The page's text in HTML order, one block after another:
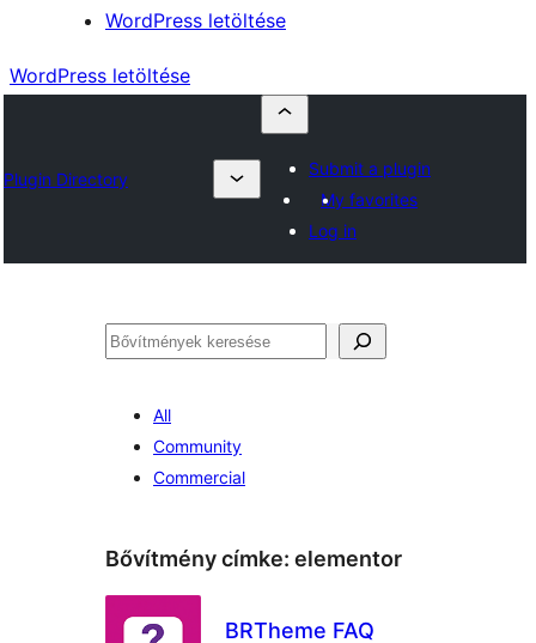
WordPress letöltése
WordPress letöltése
Plugin Directory
Submit a plugin
My favorites
Log in
Keresés
All
Community
Commercial
Bővítmény címke: elementor
BRTheme FAQ